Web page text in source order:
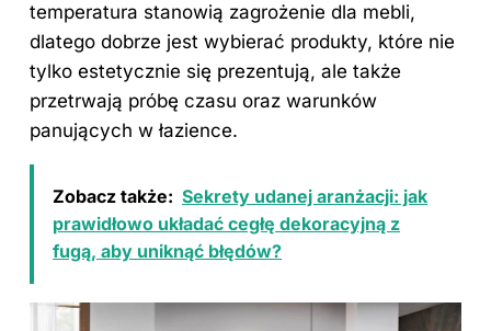
temperatura stanowią zagrożenie dla mebli,
dlatego dobrze jest wybierać produkty, które nie
tylko estetycznie się prezentują, ale także
przetrwają próbę czasu oraz warunków
panujących w łazience.
Zobacz także: Sekrety udanej aranżacji: jak
prawidłowo układać cegłę dekoracyjną z
fugą, aby uniknąć błędów?